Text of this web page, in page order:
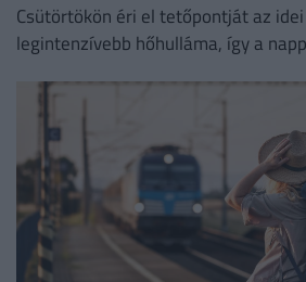
Csütörtökön éri el tetőpontját az
legintenzívebb hőhulláma, így a